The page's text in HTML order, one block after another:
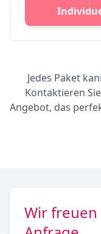
Jedes Paket
Kontaktieren
Angebot, das
Wir